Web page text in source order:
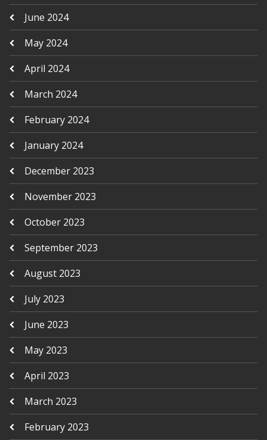
June 2024
May 2024
April 2024
March 2024
February 2024
January 2024
December 2023
November 2023
October 2023
September 2023
August 2023
July 2023
June 2023
May 2023
April 2023
March 2023
February 2023